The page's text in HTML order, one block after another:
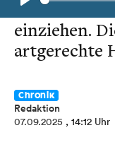
Play
beim
einziehen.
artgerechte
Chronik
Redaktion
07.09.2025 , 14:12 Uhr